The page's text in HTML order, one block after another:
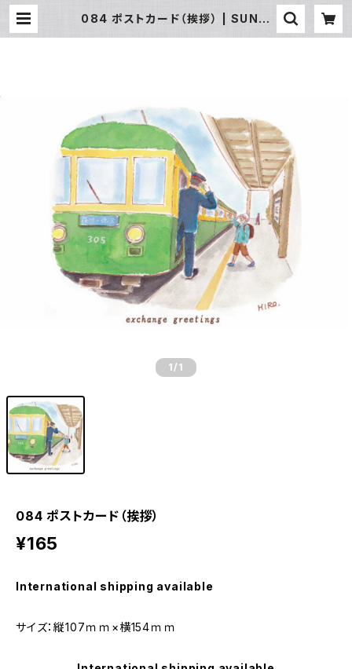
084 ポストカード（挨拶） | SUN湘
1 /1
084 ポストカード（挨拶）
¥165
International shipping available
サイズ：縦107ｍｍ×横154ｍｍ